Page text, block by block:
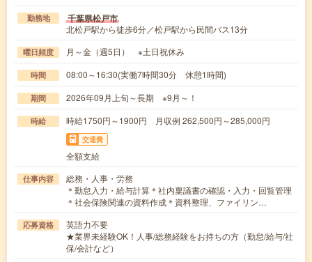
勤務地 千葉県松戸市
北松戸駅から徒歩6分／松戸駅から民間バス13分
曜日頻度 月～金（週5日） ※土日祝休み
時間 08:00～16:30(実働7時間30分 休憩1時間)
期間 2026年09月上旬～長期 ※9月～！
時給 時給1750円～1900円 月収例 262,500円～285,000円
交通費
全額支給
仕事内容
総務・人事・労務
＊勤怠入力・給与計算＊社内稟議書の確認・入力・回覧管理
＊社会保険関連の資料作成＊資料整理、ファイリン…
応募資格
英語力不要
★業界未経験OK！人事/総務経験をお持ちの方（勤怠/給与/社
保/会計など）